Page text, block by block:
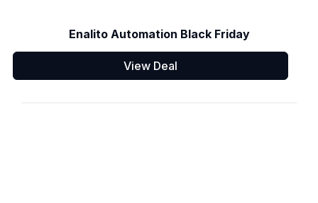
Enalito Automation Black Friday
View Deal